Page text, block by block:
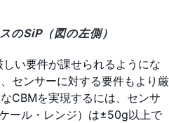
のSiP（図の左側）
い要件が課せられるようにな
センサーに対する要件もより厳
CBMを実現するには、センサ
ール・レンジ）は±50g以上で